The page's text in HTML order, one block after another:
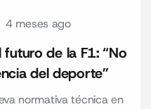
4 meses ago
de la F1: “No
del deporte”
normativa técnica en